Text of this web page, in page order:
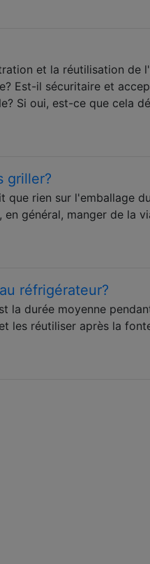
et la réutilisation de
Est-il sécuritaire et
Si oui, est-ce que cela
griller?
que rien sur l'emballage
général, manger de la
réfrigérateur?
la durée moyenne
les réutiliser après la